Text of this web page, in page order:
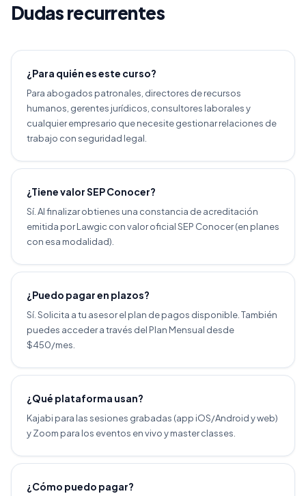
Dudas recurrentes
¿Para quién es este curso?
Para abogados patronales, directores de recursos
humanos, gerentes jurídicos, consultores laborales y
cualquier empresario que necesite gestionar relaciones de
trabajo con seguridad legal.
¿Tiene valor SEP Conocer?
Sí. Al finalizar obtienes una constancia de acreditación
emitida por Lawgic con valor oficial SEP Conocer (en planes
con esa modalidad).
¿Puedo pagar en plazos?
Sí. Solicita a tu asesor el plan de pagos disponible. También
puedes acceder a través del Plan Mensual desde
$450/mes.
¿Qué plataforma usan?
Kajabi para las sesiones grabadas (app iOS/Android y web)
y Zoom para los eventos en vivo y master classes.
¿Cómo puedo pagar?